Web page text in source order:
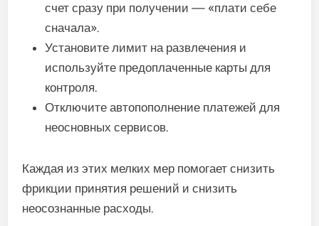
счет сразу при получении — «плати себе
сначала».
Установите лимит на развлечения и
используйте предоплаченные карты для
контроля.
Отключите автопополнение платежей для
неосновных сервисов.
Каждая из этих мелких мер помогает снизить
фрикции принятия решений и снизить
неосознанные расходы.